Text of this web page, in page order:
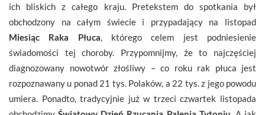
ich bliskich z całego kraju. Pretekstem do spotkania był
obchodzony na całym świecie i przypadający na listopad
Miesiąc Raka Płuca , którego celem jest podniesienie
świadomości tej choroby. Przypomnijmy, że to najczęściej
diagnozowany nowotwór złośliwy – co roku rak płuca jest
rozpoznawany u ponad 21 tys. Polaków, a 22 tys. z jego powodu
umiera. Ponadto, tradycyjnie już w trzeci czwartek listopada